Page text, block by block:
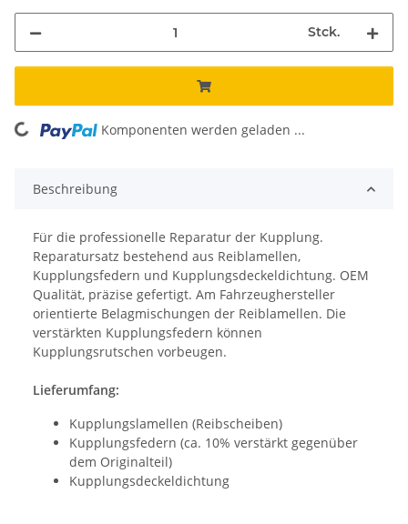
Stck.
Loading... Komponenten werden geladen ...
Beschreibung
Für die professionelle Reparatur der Kupplung.
Reparatursatz bestehend aus Reiblamellen,
Kupplungsfedern und Kupplungsdeckeldichtung. OEM
Qualität, präzise gefertigt. Am Fahrzeughersteller
orientierte Belagmischungen der Reiblamellen. Die
verstärkten Kupplungsfedern können
Kupplungsrutschen vorbeugen.
Lieferumfang:
Kupplungslamellen (Reibscheiben)
Kupplungsfedern (ca. 10% verstärkt gegenüber
dem Originalteil)
Kupplungsdeckeldichtung